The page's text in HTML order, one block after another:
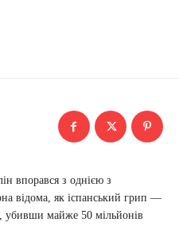
впорався з однією з
відома, як іспанський грип —
убивши майже 50 мільйонів